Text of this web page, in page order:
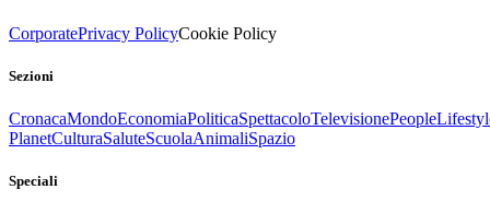
CorporatePrivacy PolicyCookie Policy
Sezioni
CronacaMondoEconomiaPoliticaSpettacoloTelevisionePeople
PlanetCulturaSaluteScuolaAnimaliSpazio
Speciali